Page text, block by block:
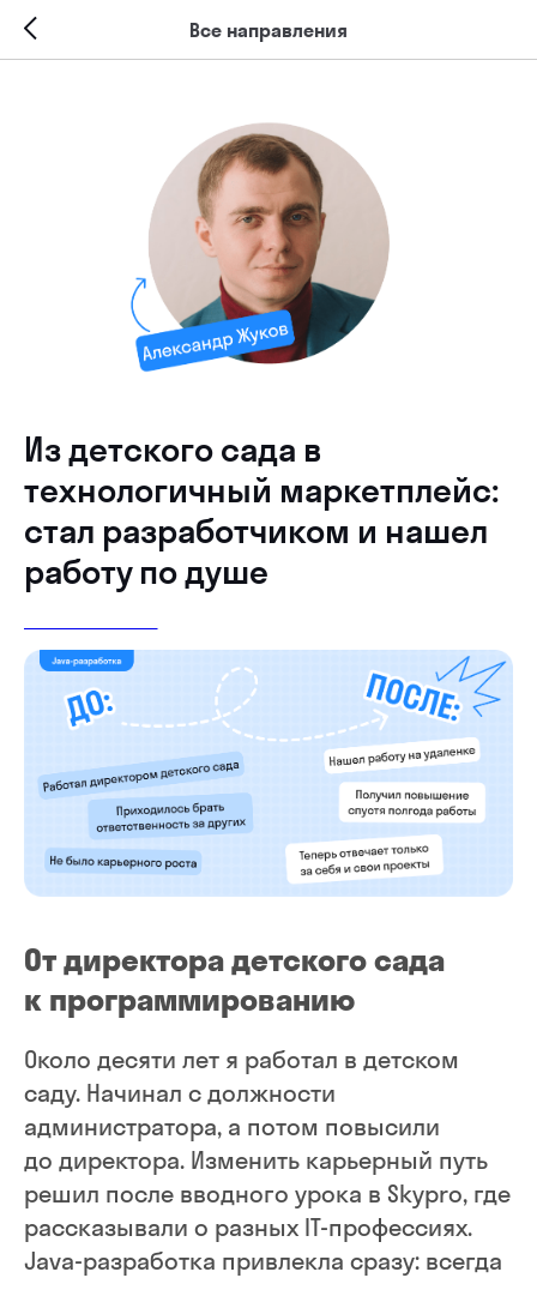
Все направления
Из детского сада в
технологичный маркетплейс:
стал разработчиком и нашел
работу по душе
От директора детского сада
к программированию
Около десяти лет я работал в детском
саду. Начинал с должности
администратора, а потом повысили
до директора. Изменить карьерный путь
решил после вводного урока в Skypro, где
рассказывали о разных IT-профессиях.
Java-разработка привлекла сразу: всегда